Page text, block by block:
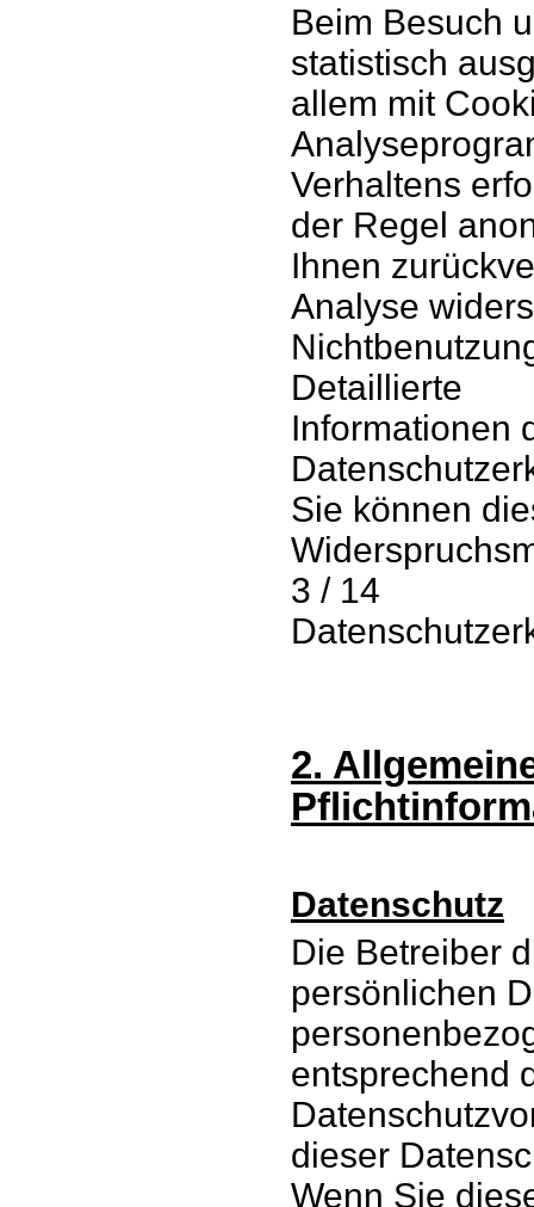
Beim Besuch
statistisch
allem mit
Verhaltens
der Regel
Ihnen
Analyse
Detaillierte
Informationen
Sie können
3 / 14
2.
Datenschutz
Die Betreiber
persönlichen
entsprechend
dieser
Wenn Sie